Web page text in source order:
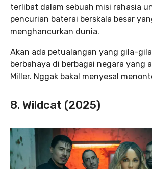
terlibat dalam sebuah misi rahasia
pencurian baterai berskala besar
menghancurkan dunia.
Akan ada petualangan yang gila-
berbahaya di berbagai negara yang
Miller. Nggak bakal menyesal
8. Wildcat (2025)